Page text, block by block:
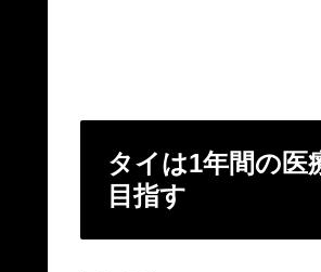
タイは1年間の医
目指す